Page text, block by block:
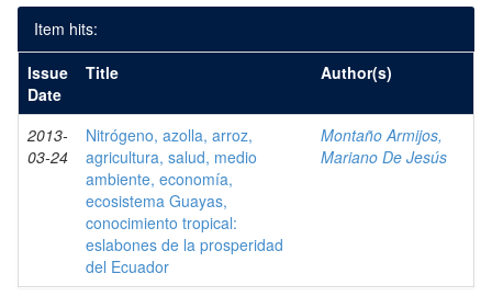
Item hits:
Issue
Date
Title Author(s)
2013-
03-24
Nitrógeno, azolla, arroz,
agricultura, salud, medio
ambiente, economía,
ecosistema Guayas,
conocimiento tropical:
eslabones de la prosperidad
del Ecuador
Montaño Armijos,
Mariano De Jesús